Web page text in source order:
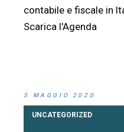
contabile e fiscale in
Scarica l'Agenda
5 MAGGIO 2020
UNCATEGORIZED